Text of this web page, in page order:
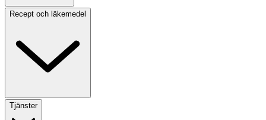
Recept och läkemedel
Tjänster